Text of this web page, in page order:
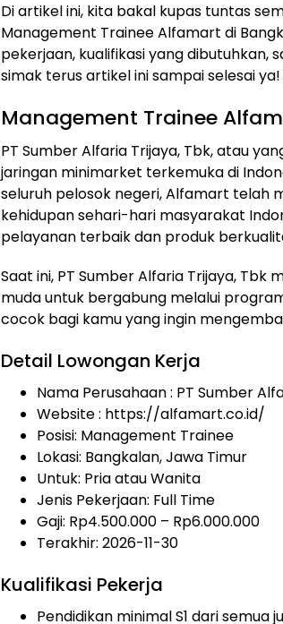
Di artikel ini, kita bakal kupas tuntas
Management Trainee Alfamart di
pekerjaan, kualifikasi yang dibutuhkan,
simak terus artikel ini sampai selesai ya!
Management Trainee
PT Sumber Alfaria Trijaya, Tbk, atau
jaringan minimarket terkemuka di
seluruh pelosok negeri, Alfamart telah
kehidupan sehari-hari masyarakat
pelayanan terbaik dan produk
Saat ini, PT Sumber Alfaria Trijaya,
muda untuk bergabung melalui
cocok bagi kamu yang ingin
Detail Lowongan Kerja
Nama Perusahaan : PT Sumber
Website : https://alfamart.co.id/
Posisi: Management Trainee
Lokasi: Bangkalan, Jawa Timur
Untuk: Pria atau Wanita
Jenis Pekerjaan: Full Time
Gaji: Rp4.500.000 – Rp6.000.000
Terakhir: 2026-11-30
Kualifikasi Pekerja
Pendidikan minimal S1 dari semua